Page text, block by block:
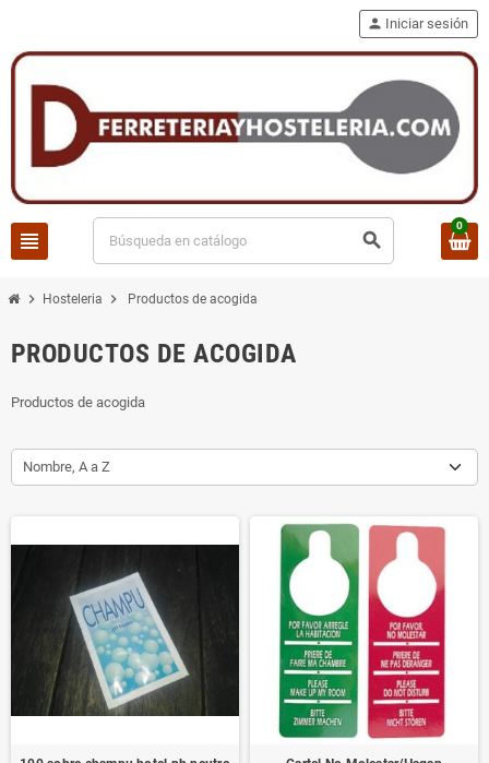
view_headline search
person Iniciar sesión
0
chevron_right Hosteleria chevron_right Productos de acogida
PRODUCTOS DE ACOGIDA
Productos de acogida
Nombre, A a Z